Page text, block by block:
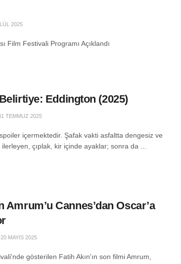
2025
Film Festivali Programı Açıklandı
Eddington (2025)
TEMMUZ 2025
içermektedir. Şafak vakti asfaltta dengesiz ve
ilerleyen, çıplak, kir içinde ayaklar; sonra da ...
Amrum’u Cannes’dan Oscar’a
MAYIS 2025
gösterilen Fatih Akın'ın son filmi Amrum,